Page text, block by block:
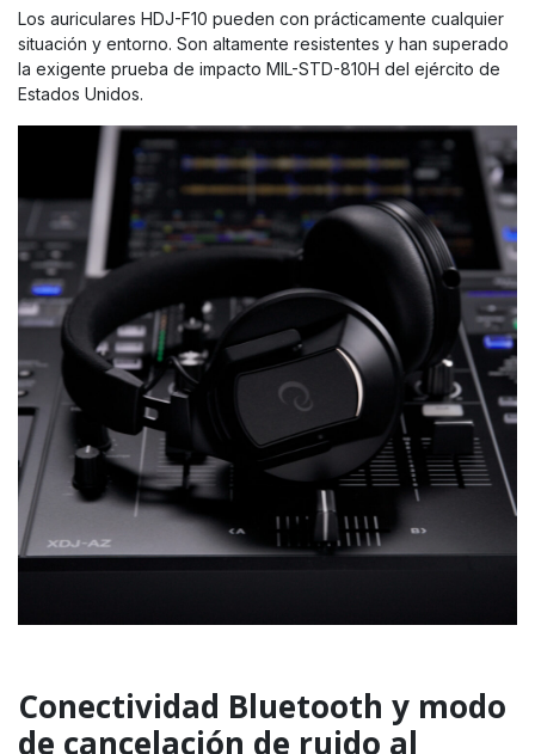
Los auriculares HDJ-F10 pueden con prácticamente cualquier
situación y entorno. Son altamente resistentes y han superado
la exigente prueba de impacto MIL-STD-810H del ejército de
Estados Unidos.
Conectividad Bluetooth y modo
de cancelación de ruido al